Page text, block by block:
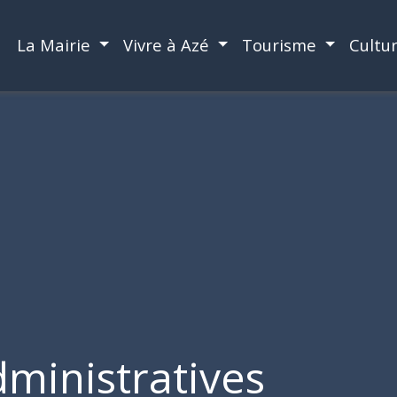
La Mairie Vivre à Azé Tourisme